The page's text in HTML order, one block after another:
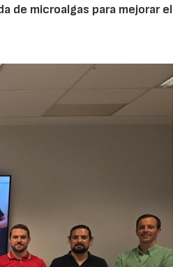
de microalgas para mejorar el